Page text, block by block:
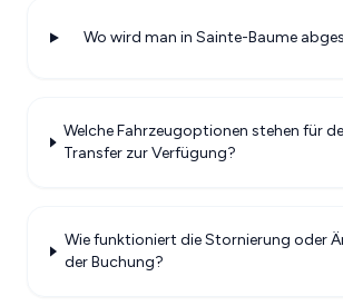
Wo wird man in Sainte-Baume
Welche Fahrzeugoptionen stehen für
Transfer zur Verfügung?
Wie funktioniert die Stornierung oder
der Buchung?